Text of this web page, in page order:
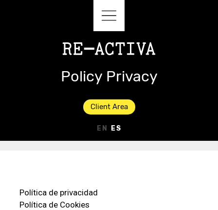
Policy Privacy
Client Area
EN ES
Política de privacidad
Política de Cookies